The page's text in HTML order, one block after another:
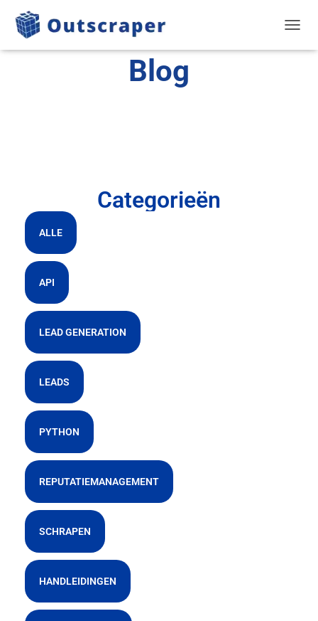
Blog
Categorieën
ALLE
API
LEAD GENERATION
LEADS
PYTHON
REPUTATIEMANAGEMENT
SCHRAPEN
HANDLEIDINGEN